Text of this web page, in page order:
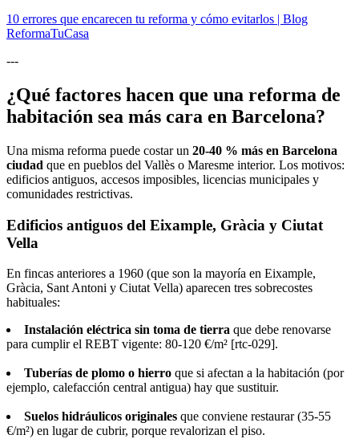
10 errores que encarecen tu reforma y cómo evitarlos | Blog
ReformaTuCasa
---
¿Qué factores hacen que una reforma de
habitación sea más cara en Barcelona?
Una misma reforma puede costar un 20-40 % más en Barcelona
ciudad que en pueblos del Vallès o Maresme interior. Los motivos:
edificios antiguos, accesos imposibles, licencias municipales y
comunidades restrictivas.
Edificios antiguos del Eixample, Gràcia y Ciutat
Vella
En fincas anteriores a 1960 (que son la mayoría en Eixample,
Gràcia, Sant Antoni y Ciutat Vella) aparecen tres sobrecostes
habituales:
Instalación eléctrica sin toma de tierra que debe renovarse
para cumplir el REBT vigente: 80-120 €/m² [rtc-029].
Tuberías de plomo o hierro que si afectan a la habitación (por
ejemplo, calefacción central antigua) hay que sustituir.
Suelos hidráulicos originales que conviene restaurar (35-55
€/m²) en lugar de cubrir, porque revalorizan el piso.